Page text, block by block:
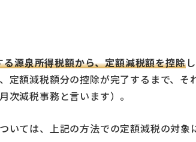
源泉所得税額から、定額減税額を控除
定額減税額分の控除が完了するまで、そ
次減税事務と言います）。
ては、上記の方法での定額減税の対象